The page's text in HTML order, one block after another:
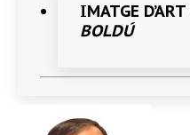
IMATGE D’ART
BOLDÚ